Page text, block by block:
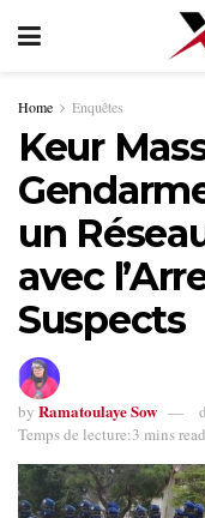
Home Enquêtes
Keur
un
avec
Suspects
by Ramatoulaye Sow
Temps de lecture:3 mins read